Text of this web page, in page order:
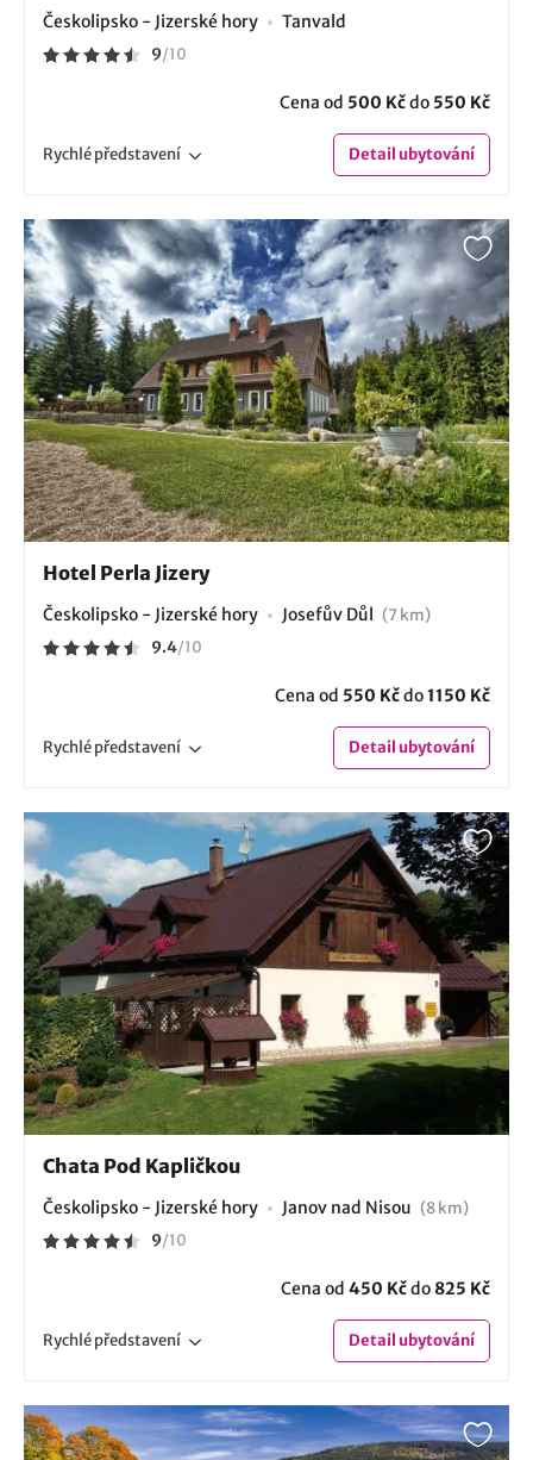
Českolipsko - Jizerské hory Tanvald
9/10
Cena od 500 Kčdo 550 Kč
Rychlépředstavení Detailubytování
Hotel Perla Jizery
Českolipsko - Jizerské hory Josefův Důl (7 km)
9.4/10
Cena od 550 Kčdo1150 Kč
Rychlépředstavení Detailubytování
Chata Pod Kapličkou
Českolipsko - Jizerské hory Janov nad Nisou (8 km)
9/10
Cena od 450 Kčdo 825 Kč
Rychlépředstavení Detailubytování